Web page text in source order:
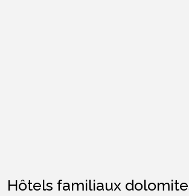
Hôtels familiaux